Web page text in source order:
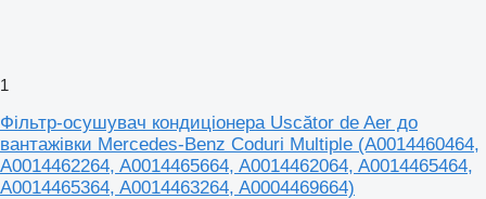
1
Фільтр-осушувач кондиціонера Uscător de Aer до
вантажівки Mercedes-Benz Coduri Multiple (A0014460464,
A0014462264, A0014465664, A0014462064, A0014465464,
A0014465364, A0014463264, A0004469664)